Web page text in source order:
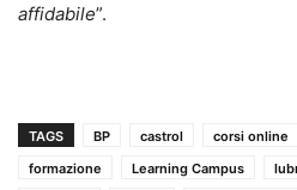
affidabile”.
TAGS BP castrol corsi online
formazione
Learning Campus